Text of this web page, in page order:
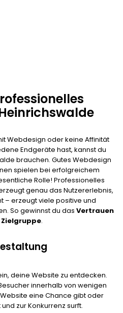
Webdesign oder keine Affinität
Endgeräte hast, kannst du
brauchen. Gutes Webdesign
spielen bei erfolgreichem
Rolle! Professionelles
genau das Nutzererlebnis,
– erzeugt viele positive und
So gewinnst du das Vertrauen
.
deine Website zu entdecken.
innerhalb von wenigen
eine Chance gibt oder
zur Konkurrenz surft.